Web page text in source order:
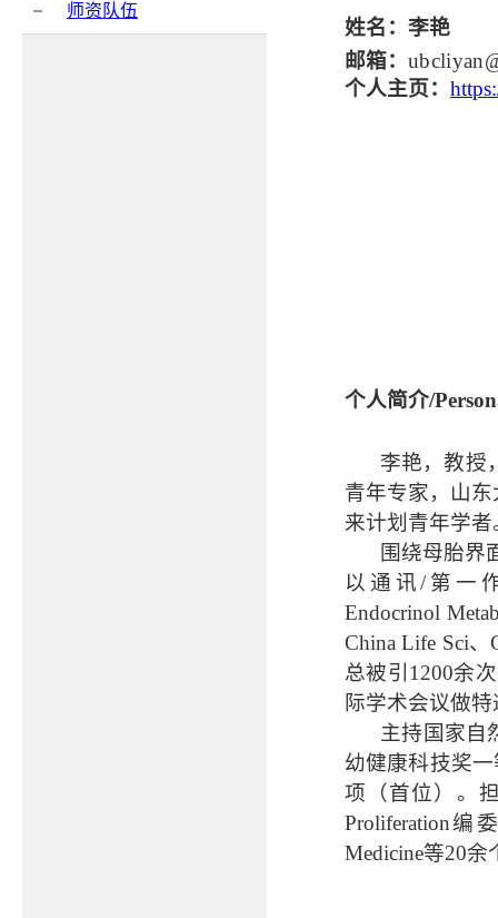
师资队伍
姓名：李艳
邮箱：
个人主页：
个人简介/
李艳，教授
青年专家，山
来计划青年学
围绕母胎界
以通讯/第一作
Endocrinol
China Life Sci
总被引1200余
际学术会议做
主持国家自
幼健康科技奖
项（首位）。
Proliferation编
Medicine等20